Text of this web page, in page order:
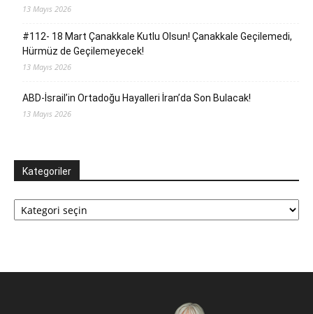
13 Mayıs 2026
#112- 18 Mart Çanakkale Kutlu Olsun! Çanakkale Geçilemedi,
Hürmüz de Geçilemeyecek!
13 Mayıs 2026
ABD-İsrail’in Ortadoğu Hayalleri İran’da Son Bulacak!
13 Mayıs 2026
Kategoriler
Kategoriler